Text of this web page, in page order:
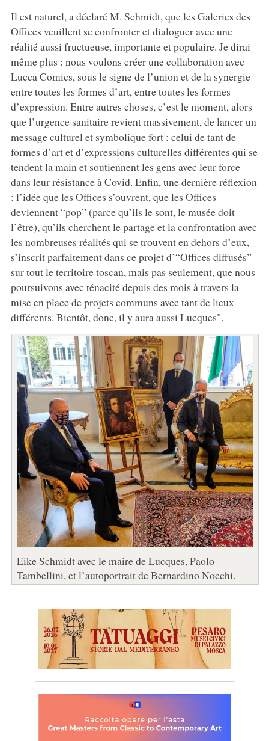
Il est naturel, a déclaré M. Schmidt, que les Galeries des
Offices veuillent se confronter et dialoguer avec une
réalité aussi fructueuse, importante et populaire. Je dirai
même plus : nous voulons créer une collaboration avec
Lucca Comics, sous le signe de l’union et de la synergie
entre toutes les formes d’art, entre toutes les formes
d’expression. Entre autres choses, c’est le moment, alors
que l’urgence sanitaire revient massivement, de lancer un
message culturel et symbolique fort : celui de tant de
formes d’art et d’expressions culturelles différentes qui se
tendent la main et soutiennent les gens avec leur force
dans leur résistance à Covid. Enfin, une dernière réflexion
: l’idée que les Offices s’ouvrent, que les Offices
deviennent “pop” (parce qu’ils le sont, le musée doit
l’être), qu’ils cherchent le partage et la confrontation avec
les nombreuses réalités qui se trouvent en dehors d’eux,
s’inscrit parfaitement dans ce projet d’“Offices diffusés”
sur tout le territoire toscan, mais pas seulement, que nous
poursuivons avec ténacité depuis des mois à travers la
mise en place de projets communs avec tant de lieux
différents. Bientôt, donc, il y aura aussi Lucques".
Eike Schmidt avec le maire de Lucques, Paolo
Tambellini, et l’autoportrait de Bernardino Nocchi.